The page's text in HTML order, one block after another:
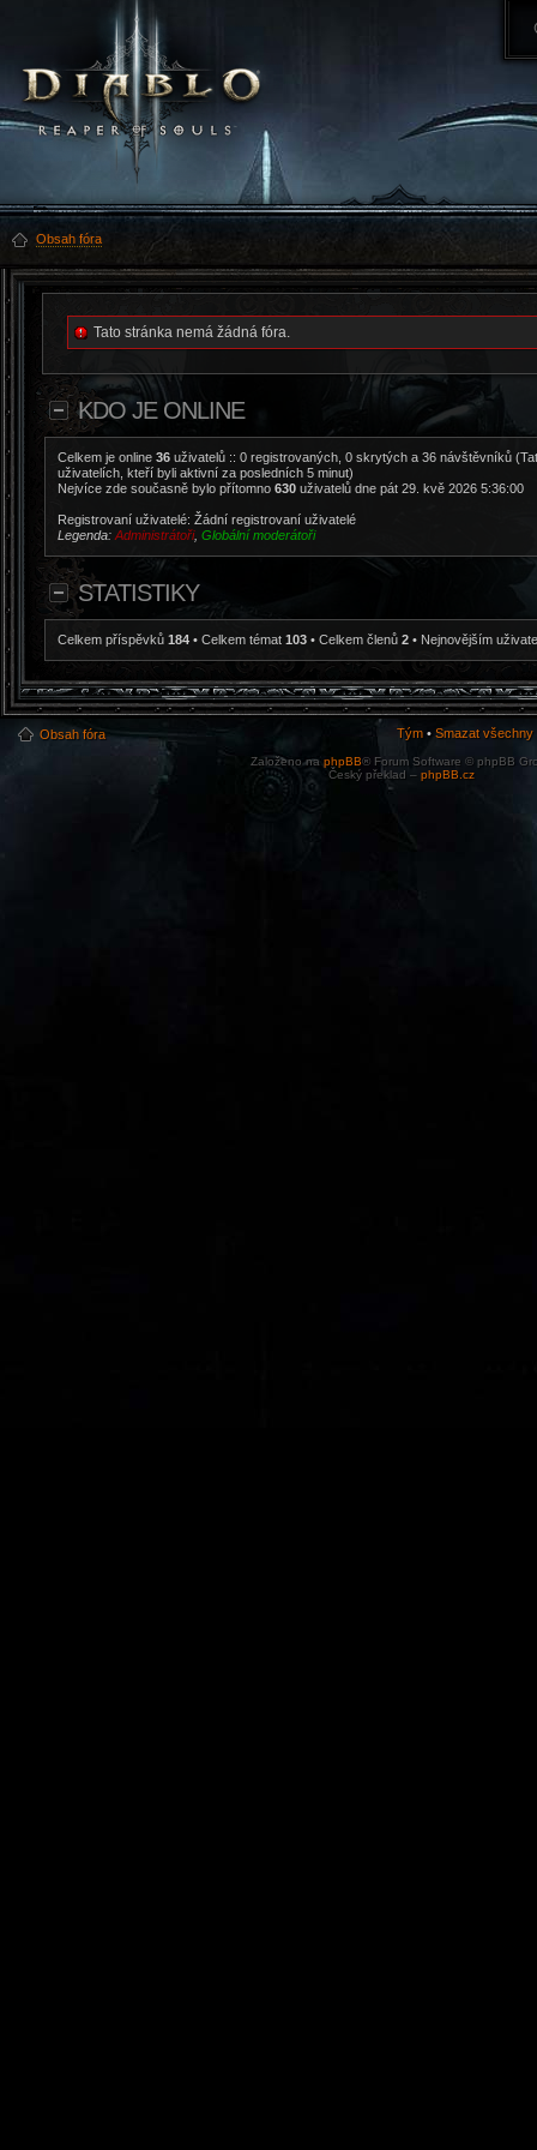
Obsah fóra
Tato stránka nemá žádná fóra.
KDO JE ONLINE
Celkem je online 36 uživatelů :: 0 registrovaných, 0 skrytých a 36 návštěvníků
uživatelích, kteří byli aktivní za posledních 5 minut)
Nejvíce zde současně bylo přítomno 630 uživatelů dne pát 29. kvě 2026 5:36:00
Registrovaní uživatelé: Žádní registrovaní uživatelé
Legenda: Administrátoři, Globální moderátoři
STATISTIKY
Celkem příspěvků 184 • Celkem témat 103 • Celkem členů 2 • Nejnovějším
Obsah fóra Tým • Smazat
Založeno na phpBB® Forum Software © phpBB
Český překlad – phpBB.cz